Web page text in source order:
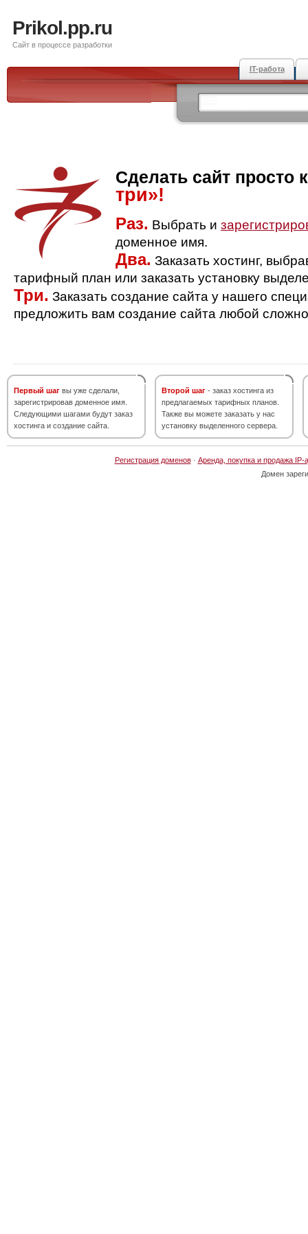
Prikol.pp.ru
Сайт в процессе разработки
IT-работа
Сделать сайт просто
три»!
Раз. Выбрать и
доменное имя.
Два. Заказать хостинг,
тарифный план или заказать установку
Три. Заказать создание сайта у нашего
предложить вам создание сайта любой
Первый шаг вы уже сделали,
зарегистрировав доменное имя.
Следующими шагами будут заказ
хостинга и создание сайта.
Второй шаг - заказ хостинга из
предлагаемых тарифных планов.
Также вы можете заказать у нас
установку выделенного сервера.
Регистрация доменов· Аренда, покупка и продажа IP-
Домен